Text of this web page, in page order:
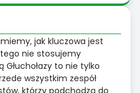
jak kluczowa jest
nie stosujemy
Głuchołazy to nie tylko
wszystkim zespół